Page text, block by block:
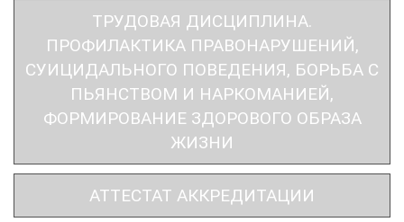
ТРУДОВАЯ ДИСЦИПЛИНА.
ПРОФИЛАКТИКА ПРАВОНАРУШЕНИЙ,
СУИЦИДАЛЬНОГО ПОВЕДЕНИЯ, БОРЬБА С
ПЬЯНСТВОМ И НАРКОМАНИЕЙ,
ФОРМИРОВАНИЕ ЗДОРОВОГО ОБРАЗА
ЖИЗНИ
АТТЕСТАТ АККРЕДИТАЦИИ